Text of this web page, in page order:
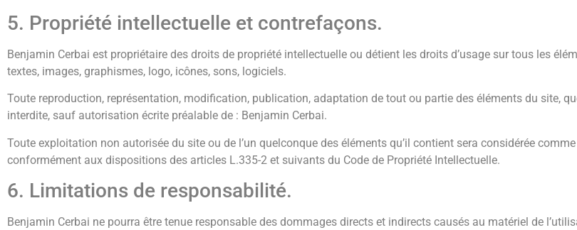
5. Propriété intellectuelle et contrefaçons.
Benjamin Cerbai est propriétaire des droits de propriété intellectuelle ou détient les droits d’usage sur tous les
textes, images, graphismes, logo, icônes, sons, logiciels.
Toute reproduction, représentation, modification, publication, adaptation de tout ou partie des éléments du site,
interdite, sauf autorisation écrite préalable de : Benjamin Cerbai.
Toute exploitation non autorisée du site ou de l’un quelconque des éléments qu’il contient sera considérée
conformément aux dispositions des articles L.335-2 et suivants du Code de Propriété Intellectuelle.
6. Limitations de responsabilité.
Benjamin Cerbai ne pourra être tenue responsable des dommages directs et indirects causés au matériel de